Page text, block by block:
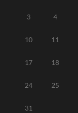
3 4
10 11
17 18
24 25
31